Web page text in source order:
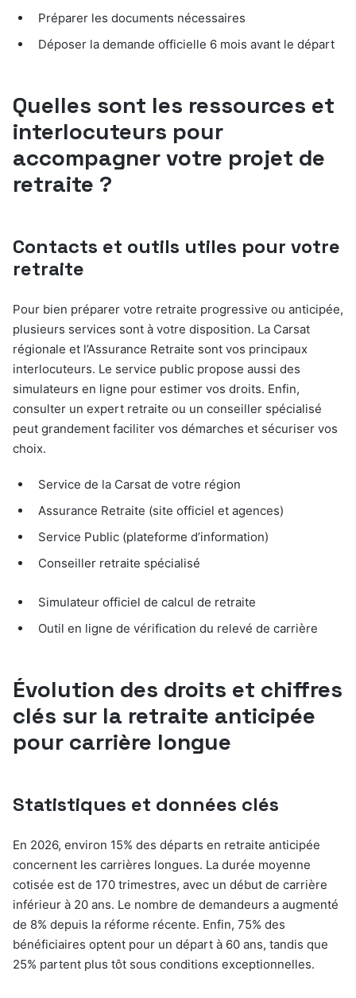
Préparer les documents nécessaires
Déposer la demande officielle 6 mois avant le départ
Quelles sont les ressources et
interlocuteurs pour
accompagner votre projet de
retraite ?
Contacts et outils utiles pour votre
retraite
Pour bien préparer votre retraite progressive ou anticipée,
plusieurs services sont à votre disposition. La Carsat
régionale et l’Assurance Retraite sont vos principaux
interlocuteurs. Le service public propose aussi des
simulateurs en ligne pour estimer vos droits. Enfin,
consulter un expert retraite ou un conseiller spécialisé
peut grandement faciliter vos démarches et sécuriser vos
choix.
Service de la Carsat de votre région
Assurance Retraite (site officiel et agences)
Service Public (plateforme d’information)
Conseiller retraite spécialisé
Simulateur officiel de calcul de retraite
Outil en ligne de vérification du relevé de carrière
Évolution des droits et chiffres
clés sur la retraite anticipée
pour carrière longue
Statistiques et données clés
En 2026, environ 15% des départs en retraite anticipée
concernent les carrières longues. La durée moyenne
cotisée est de 170 trimestres, avec un début de carrière
inférieur à 20 ans. Le nombre de demandeurs a augmenté
de 8% depuis la réforme récente. Enfin, 75% des
bénéficiaires optent pour un départ à 60 ans, tandis que
25% partent plus tôt sous conditions exceptionnelles.